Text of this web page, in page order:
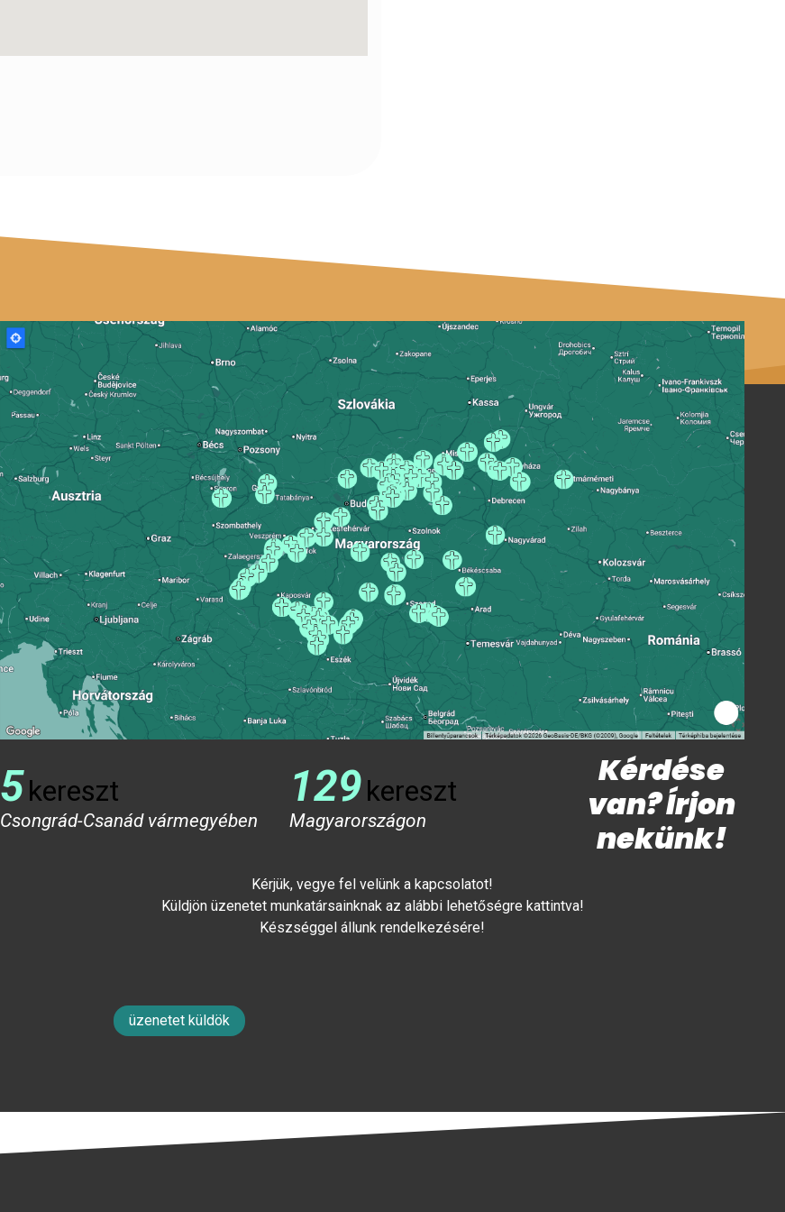
5kereszt
Csongrád-Csanád vármegyében
129kereszt
Magyarországon
Kérdése
van? Írjon
nekünk!
Kérjük, vegye fel velünk a kapcsolatot!
Küldjön üzenetet munkatársainknak az alábbi lehetőségre kattintva!
Készséggel állunk rendelkezésére!
üzenetet küldök